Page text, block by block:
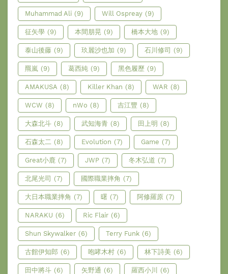
Muhammad Ali (9) Will Ospreay (9)
征矢學 (9) 本間朋晃 (9) 橋本大地 (9)
泰山後藤 (9) 玖麗沙也加 (9) 石川修司 (9)
羆嵐 (9) 葛西純 (9) 黑色履歷 (9)
AMAKUSA (8) Killer Khan (8) WAR (8)
WCW (8) nWo (8) 吉江豐 (8)
大森北斗 (8) 武知海青 (8) 田上明 (8)
石森太二 (8) Evolution (7) Game (7)
Great小鹿 (7) JWP (7) 冬木弘道 (7)
北尾光司 (7) 國際職業摔角 (7)
大日本職業摔角 (7) 曙 (7) 阿修羅原 (7)
NARAKU (6) Ric Flair (6)
Shun Skywalker (6) Terry Funk (6)
古館伊知郎 (6) 咆哮木村 (6) 林下詩美 (6)
田中將斗 (6) 矢野通 (6) 羅西小川 (6)